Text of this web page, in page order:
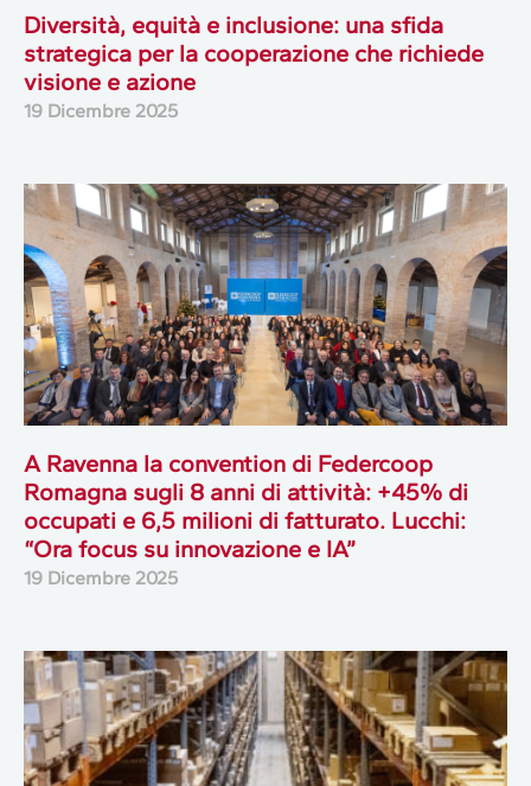
Diversità, equità e inclusione: una sfida
strategica per la cooperazione che richiede
visione e azione
19 Dicembre 2025
A Ravenna la convention di Federcoop
Romagna sugli 8 anni di attività: +45% di
occupati e 6,5 milioni di fatturato. Lucchi:
“Ora focus su innovazione e IA”
19 Dicembre 2025